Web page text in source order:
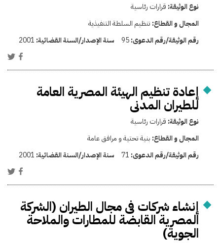
نوع الوثيقة: قرارات رئاسية
المجال و القطاع: تنظيم السلطة التنفيذية
رقم الوثيقة/رقم الدعوى:95 سنة الإصدار/السنة القضائية: 2001
إعادة تنظيم الهيئة المصرية العامة
للطيران المدنى
نوع الوثيقة: قرارات رئاسية
المجال و القطاع: بنية تحتية و مرافق عامة
رقم الوثيقة/رقم الدعوى: 71 سنة الإصدار/السنة القضائية: 2001
إنشاء شركات فى مجال الطيران (الشركة
المصرية القابضة للمطارات والملاحة
الجوية)